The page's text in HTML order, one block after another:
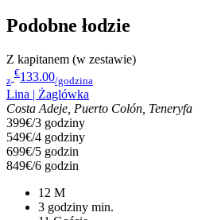
Podobne łodzie
Z kapitanem (w zestawie)
z
€133.00/godzina
Lina | Żaglówka
Costa Adeje, Puerto Colón, Teneryfa
399€/3 godziny
549€/4 godziny
699€/5 godzin
849€/6 godzin
12 M
3 godziny min.